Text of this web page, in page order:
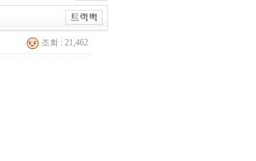
조회 : 21,462